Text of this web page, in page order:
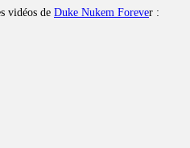
vidéos de Duke Nukem Forever :